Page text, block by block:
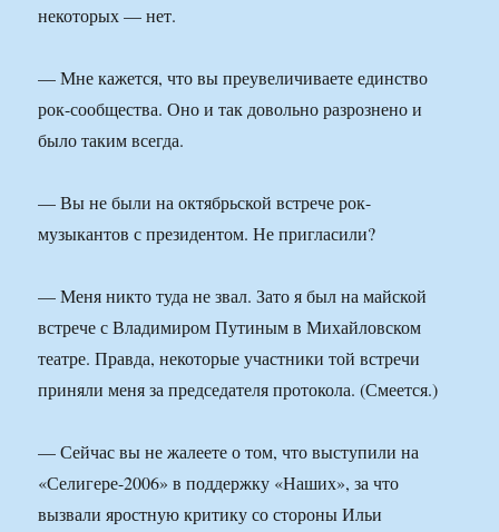
некоторых — нет.
— Мне кажется, что вы преувеличиваете единство
рок-сообщества. Оно и так довольно разрознено и
было таким всегда.
— Вы не были на октябрьской встрече рок-
музыкантов с президентом. Не пригласили?
— Меня никто туда не звал. Зато я был на майской
встрече с Владимиром Путиным в Михайловском
театре. Правда, некоторые участники той встречи
приняли меня за председателя протокола. (Смеется.)
— Сейчас вы не жалеете о том, что выступили на
«Селигере-2006» в поддержку «Наших», за что
вызвали яростную критику со стороны Ильи